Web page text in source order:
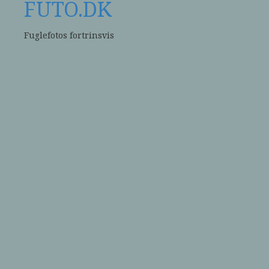
FUTO.DK
Fuglefotos fortrinsvis